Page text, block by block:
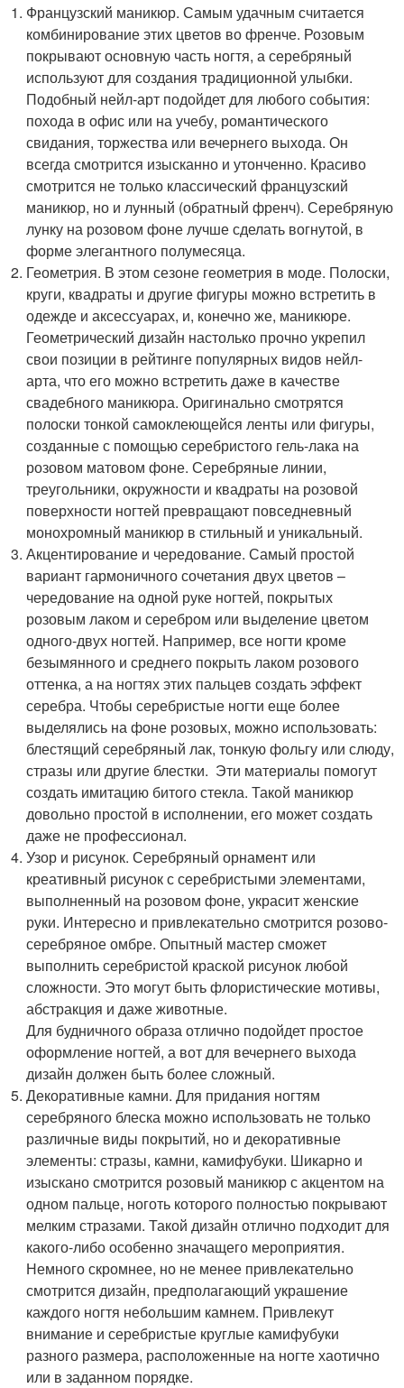
Французский маникюр. Самым удачным считается
комбинирование этих цветов во френче. Розовым
покрывают основную часть ногтя, а серебряный
используют для создания традиционной улыбки.
Подобный нейл-арт подойдет для любого события:
похода в офис или на учебу, романтического
свидания, торжества или вечернего выхода. Он
всегда смотрится изысканно и утонченно. Красиво
смотрится не только классический французский
маникюр, но и лунный (обратный френч). Серебряную
лунку на розовом фоне лучше сделать вогнутой, в
форме элегантного полумесяца.
Геометрия. В этом сезоне геометрия в моде. Полоски,
круги, квадраты и другие фигуры можно встретить в
одежде и аксессуарах, и, конечно же, маникюре.
Геометрический дизайн настолько прочно укрепил
свои позиции в рейтинге популярных видов нейл-
арта, что его можно встретить даже в качестве
свадебного маникюра. Оригинально смотрятся
полоски тонкой самоклеющейся ленты или фигуры,
созданные с помощью серебристого гель-лака на
розовом матовом фоне. Серебряные линии,
треугольники, окружности и квадраты на розовой
поверхности ногтей превращают повседневный
монохромный маникюр в стильный и уникальный.
Акцентирование и чередование. Самый простой
вариант гармоничного сочетания двух цветов –
чередование на одной руке ногтей, покрытых
розовым лаком и серебром или выделение цветом
одного-двух ногтей. Например, все ногти кроме
безымянного и среднего покрыть лаком розового
оттенка, а на ногтях этих пальцев создать эффект
серебра. Чтобы серебристые ногти еще более
выделялись на фоне розовых, можно использовать:
блестящий серебряный лак, тонкую фольгу или слюду,
стразы или другие блестки. Эти материалы помогут
создать имитацию битого стекла. Такой маникюр
довольно простой в исполнении, его может создать
даже не профессионал.
Узор и рисунок. Серебряный орнамент или
креативный рисунок с серебристыми элементами,
выполненный на розовом фоне, украсит женские
руки. Интересно и привлекательно смотрится розово-
серебряное омбре. Опытный мастер сможет
выполнить серебристой краской рисунок любой
сложности. Это могут быть флористические мотивы,
абстракция и даже животные.
Для будничного образа отлично подойдет простое
оформление ногтей, а вот для вечернего выхода
дизайн должен быть более сложный.
Декоративные камни. Для придания ногтям
серебряного блеска можно использовать не только
различные виды покрытий, но и декоративные
элементы: стразы, камни, камифубуки. Шикарно и
изыскано смотрится розовый маникюр с акцентом на
одном пальце, ноготь которого полностью покрывают
мелким стразами. Такой дизайн отлично подходит для
какого-либо особенно значащего мероприятия.
Немного скромнее, но не менее привлекательно
смотрится дизайн, предполагающий украшение
каждого ногтя небольшим камнем. Привлекут
внимание и серебристые круглые камифубуки
разного размера, расположенные на ногте хаотично
или в заданном порядке.